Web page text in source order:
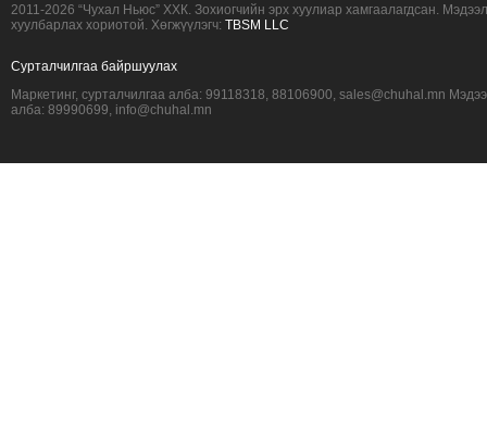
2011-2026 “Чухал Ньюс” ХХК. Зохиогчийн эрх хуулиар хамгаалагдсан.
хуулбарлах хориотой. Хөгжүүлэгч: TBSM LLC
Сурталчилгаа байршуулах
Маркетинг, сурталчилгаа алба: 99118318, 88106900, sales@chuhal.mn
алба: 89990699, info@chuhal.mn